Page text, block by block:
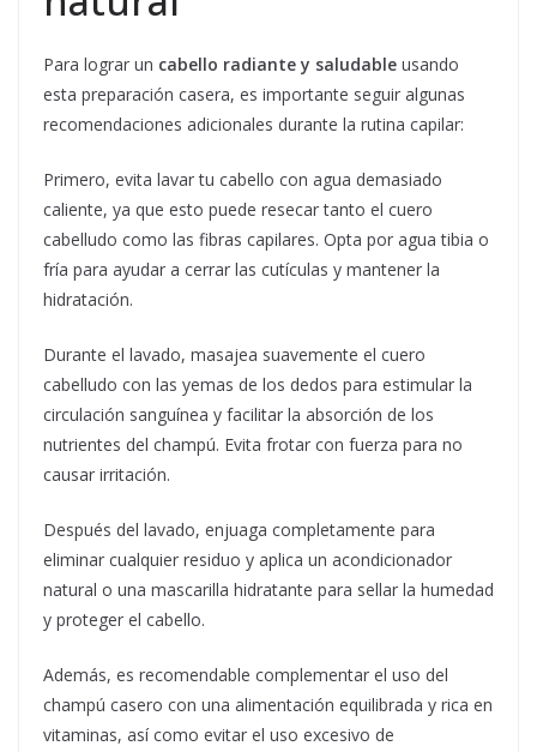
Para lograr un cabello radiante y saludable usando
esta preparación casera, es importante seguir algunas
recomendaciones adicionales durante la rutina capilar:
Primero, evita lavar tu cabello con agua demasiado
caliente, ya que esto puede resecar tanto el cuero
cabelludo como las fibras capilares. Opta por agua tibia o
fría para ayudar a cerrar las cutículas y mantener la
hidratación.
Durante el lavado, masajea suavemente el cuero
cabelludo con las yemas de los dedos para estimular la
circulación sanguínea y facilitar la absorción de los
nutrientes del champú. Evita frotar con fuerza para no
causar irritación.
Después del lavado, enjuaga completamente para
eliminar cualquier residuo y aplica un acondicionador
natural o una mascarilla hidratante para sellar la humedad
y proteger el cabello.
Además, es recomendable complementar el uso del
champú casero con una alimentación equilibrada y rica en
vitaminas, así como evitar el uso excesivo de